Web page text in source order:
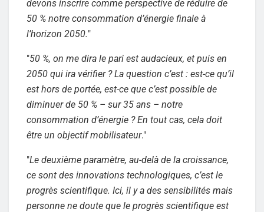
devons inscrire comme perspective de réduire de
50 % notre consommation d’énergie finale à
l’horizon 2050."
"50 %, on me dira le pari est audacieux, et puis en
2050 qui ira vérifier ? La question c’est : est-ce qu’il
est hors de portée, est-ce que c’est possible de
diminuer de 50 % – sur 35 ans – notre
consommation d’énergie ? En tout cas, cela doit
être un objectif mobilisateur."
"Le deuxième paramètre, au-delà de la croissance,
ce sont des innovations technologiques, c’est le
progrès scientifique. Ici, il y a des sensibilités mais
personne ne doute que le progrès scientifique est